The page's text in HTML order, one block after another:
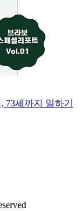
73세까지 일하기